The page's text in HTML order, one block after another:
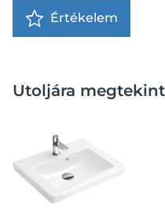
Értékelem
Utoljára